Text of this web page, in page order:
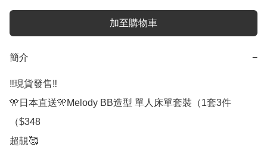
加至購物車
簡介 −
‼️現貨發售‼️
🎌日本直送🎌Melody BB造型 單人床單套裝（1套3件
（$348
超靚🥰